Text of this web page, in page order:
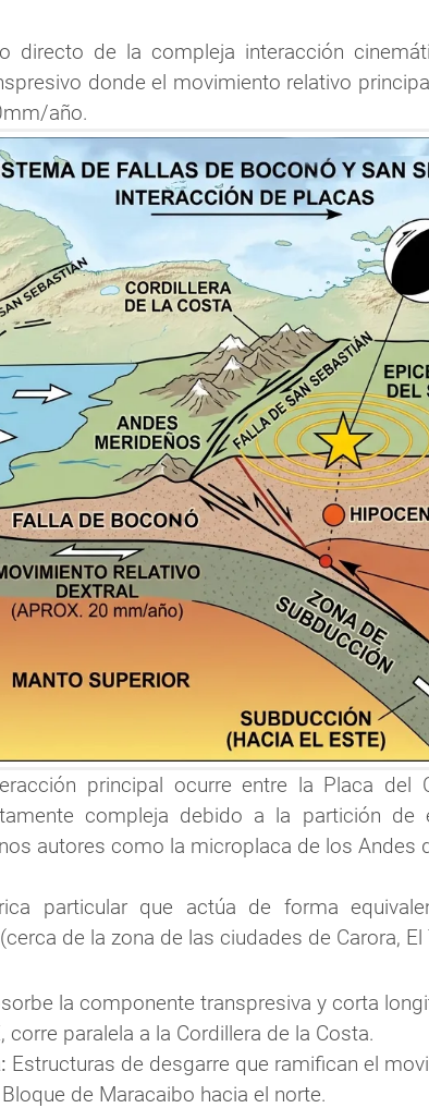
directo de la compleja interacción
donde el movimiento relativo
año.
principal ocurre entre la Placa del
compleja debido a la partición
autores como la microplaca de los Andes
particular que actúa de forma
(cerca de la zona de las ciudades de Carora,
la componente transpresiva y corta
corre paralela a la Cordillera de la Costa.
Estructuras de desgarre que ramifican el
de Maracaibo hacia el norte.